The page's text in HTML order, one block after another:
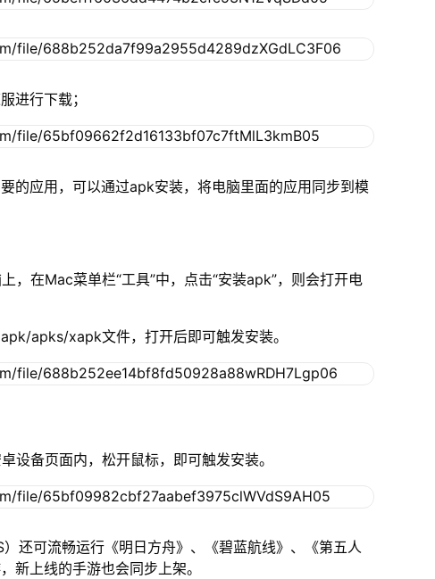
进行下载；
的应用，可以通过apk安装，将电脑里面的应用同步到模
在Mac菜单栏“工具”中，点击“安装apk”，则会打开电
apks/xapk文件，打开后即可触发安装。
备页面内，松开鼠标，即可触发安装。
还可流畅运行《明日方舟》、《碧蓝航线》、《第五人
新上线的手游也会同步上架。